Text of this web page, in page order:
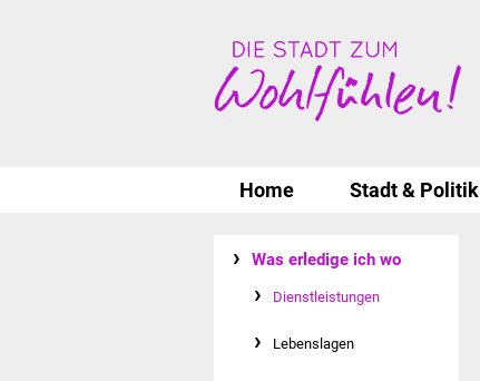
Home Stadt & Politik
Was erledige ich wo
Dienstleistungen
Lebenslagen